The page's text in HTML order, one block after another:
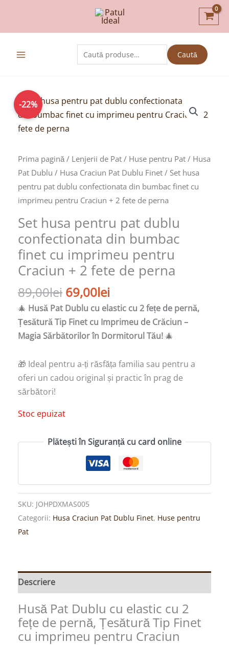
content
Caută
după:
Caută
-22%
Prima pagină/ Lenjerii de Pat / Huse pentru Pat / Husa
Pat Dublu / Husa Craciun Pat Dublu Finet / Set husa
pentru pat dublu confectionata din bumbac finet cu
imprimeu pentru Craciun + 2 fete de perna
Set husa pentru pat dublu
confectionata din bumbac
finet cu imprimeu pentru
Craciun + 2 fete de perna
89,00lei
Prețul
inițial
a
89,00lei.
69,00lei
Prețul
curent
🎄 Husă Pat Dublu cu elastic cu 2 fețe de pernă,
Țesătură Tip Finet cu Imprimeu de Crăciun –
Magia Sărbătorilor în Dormitorul Tău! 🎄
🎁 Ideal pentru a-ți răsfăța familia sau pentru a
oferi un cadou original și practic în prag de
sărbători!
Stoc epuizat
Plătești în Siguranță cu card online
SKU: JOHPDXMAS005
Categorii: Husa Craciun Pat Dublu Finet, Huse pentru
Pat
Descriere
Husă Pat Dublu cu elastic cu 2
fețe de pernă, Țesătură Tip Finet
cu imprimeu pentru Craciun